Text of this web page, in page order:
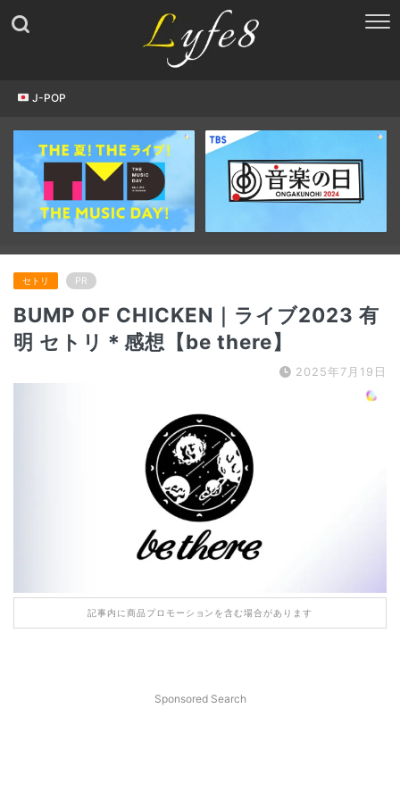
J-POP
セトリ PR
BUMP OF CHICKEN｜ライブ2023 有
明 セトリ＊感想【be there】
2025年7月19日
記事内に商品プロモーションを含む場合があります
Sponsored Search